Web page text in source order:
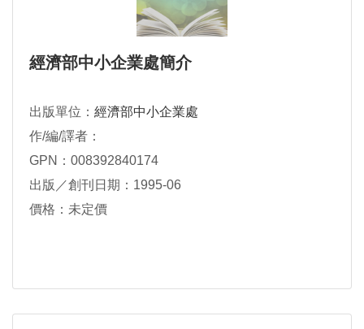
經濟部中小企業處簡介
出版單位： 經濟部中小企業處
作/編/譯者：
GPN：008392840174
出版／創刊日期：1995-06
價格：未定價